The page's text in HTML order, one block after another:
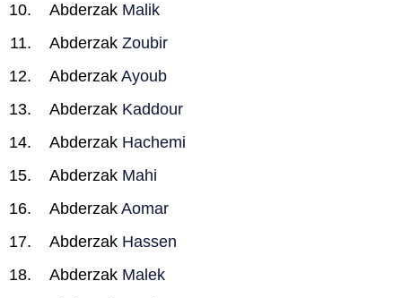
Abderzak Malik
Abderzak Zoubir
Abderzak Ayoub
Abderzak Kaddour
Abderzak Hachemi
Abderzak Mahi
Abderzak Aomar
Abderzak Hassen
Abderzak Malek